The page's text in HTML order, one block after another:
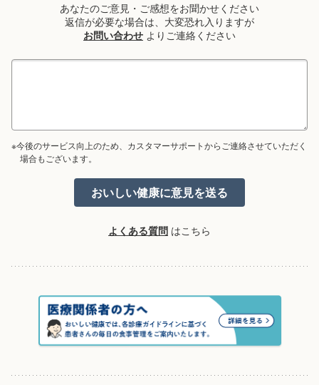
あなたのご意見・ご感想をお聞かせください
返信が必要な場合は、大変恐れ入りますが
お問い合わせ よりご連絡ください
※今後のサービス向上のため、カスタマーサポートからご連絡させていただく
場合もございます。
よくある質問 はこちら